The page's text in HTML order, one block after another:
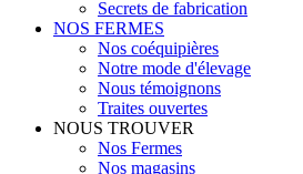
Secrets de fabrication
NOS FERMES
Nos coéquipières
Notre mode d'élevage
Nous témoignons
Traites ouvertes
NOUS TROUVER
Nos Fermes
Nos magasins